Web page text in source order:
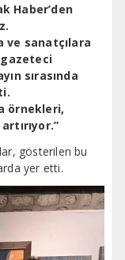
Haber’den
ve sanatçılara
gazeteci
sırasında
örnekleri,
gösterilen bu
yer etti.